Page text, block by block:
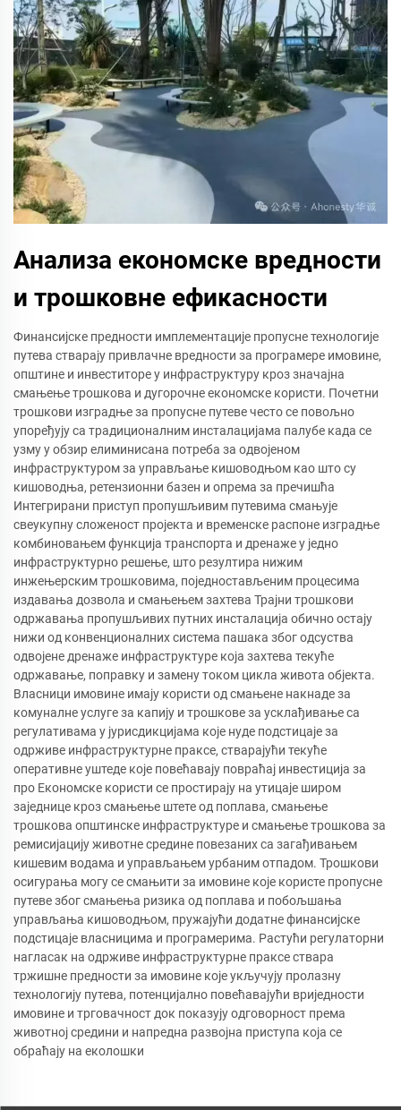
Анализа економске вредности
и трошковне ефикасности
Финансијске предности имплементације пропусне технологије
путева стварају привлачне вредности за програмере имовине,
општине и инвеститоре у инфраструктуру кроз значајна
смањење трошкова и дугорочне економске користи. Почетни
трошкови изградње за пропусне путеве често се повољно
упоређују са традиционалним инсталацијама палубе када се
узму у обзир елиминисана потреба за одвојеном
инфраструктуром за управљање кишоводњом као што су
кишоводња, ретензионни базен и опрема за пречишћа
Интегрирани приступ пропушљивим путевима смањује
свеукупну сложеност пројекта и временске распоне изградње
комбиновањем функција транспорта и дренаже у једно
инфраструктурно решење, што резултира нижим
инжењерским трошковима, поједностављеним процесима
издавања дозвола и смањењем захтева Трајни трошкови
одржавања пропушљивих путних инсталација обично остају
нижи од конвенционалних система пашака због одсуства
одвојене дренаже инфраструктуре која захтева текуће
одржавање, поправку и замену током цикла живота објекта.
Власници имовине имају користи од смањене накнаде за
комуналне услуге за капију и трошкове за усклађивање са
регулативама у јурисдикцијама које нуде подстицаје за
одрживе инфраструктурне праксе, стварајући текуће
оперативне уштеде које повећавају повраћај инвестиција за
про Економске користи се простирају на утицаје широм
заједнице кроз смањење штете од поплава, смањење
трошкова општинске инфраструктуре и смањење трошкова за
ремисијацију животне средине повезаних са загађивањем
кишевим водама и управљањем урбаним отпадом. Трошкови
осигурања могу се смањити за имовине које користе пропусне
путеве због смањења ризика од поплава и побољшања
управљања кишоводњом, пружајући додатне финансијске
подстицаје власницима и програмерима. Растући регулаторни
нагласак на одрживе инфраструктурне праксе ствара
тржишне предности за имовине које укључују пролазну
технологију путева, потенцијално повећавајући вриједности
имовине и трговачност док показују одговорност према
животној средини и напредна развојна приступа која се
обраћају на еколошки